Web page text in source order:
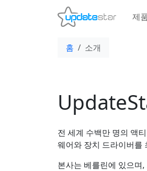
제
홈 소개
전 세계 수백만 명의 액
웨어와 장치 드라이버를
본사는 베를린에 있으며